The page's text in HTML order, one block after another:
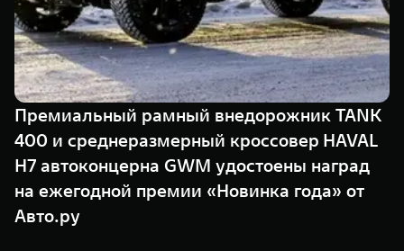
TANK 500
Веди за собой
от 6 499 000 ₽
TANK 700
Сила
от 10 199
TANK Лизинг
TANK Страхование
Цифровые сервисы TANK
Подписки
Премиальный рамный внедорожник TANK
400 и среднеразмерный кроссовер HAVAL
H7 автоконцерна GWM удостоены наград
на ежегодной премии «Новинка года» от
Авто.ру